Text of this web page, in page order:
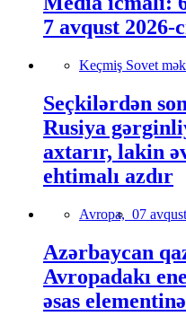
7 avqust 2026-
Keçmiş Sovet
Seçkilərdən
Rusiya
axtarır, lakin
ehtimalı azdır
Avropa, 07
Azərbaycan
Avropadakı
əsas